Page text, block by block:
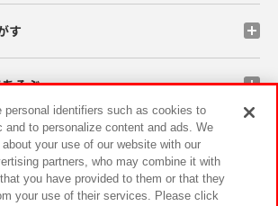
す
そぶ
ンペーン
personal identifiers such as cookies to
and to personalize content and ads. We
your use of our website with our
partners, who may combine it with
you have provided to them or that they
your use of their services. Please click